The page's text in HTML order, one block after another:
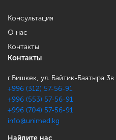
Консультация
О нас
Контакты
Контакты
г.Бишкек, ул. Байтик-Баатыра 3в
+996 (312) 57-56-91
+996 (553) 57-56-91
+996 (704) 57-56-91
info@unimed.kg
Найдите нас